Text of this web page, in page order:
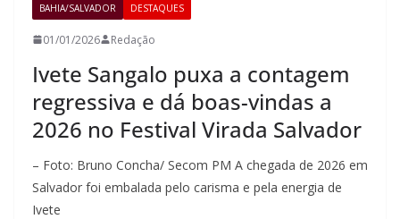
BAHIA/SALVADOR DESTAQUES
01/01/2026 Redação
Ivete Sangalo puxa a contagem
regressiva e dá boas-vindas a
2026 no Festival Virada Salvador
– Foto: Bruno Concha/ Secom PM A chegada de 2026 em
Salvador foi embalada pelo carisma e pela energia de
Ivete